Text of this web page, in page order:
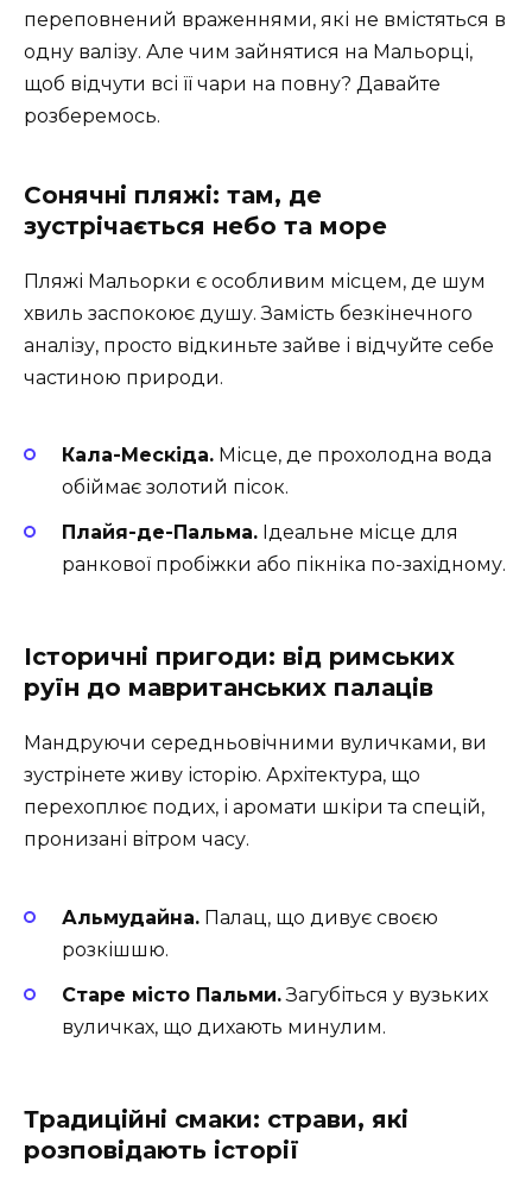
переповнений враженнями, які не вмістяться в
одну валізу. Але чим зайнятися на Мальорці,
щоб відчути всі її чари на повну? Давайте
розберемось.
Сонячні пляжі: там, де
зустрічається небо та море
Пляжі Мальорки є особливим місцем, де шум
хвиль заспокоює душу. Замість безкінечного
аналізу, просто відкиньте зайве і відчуйте себе
частиною природи.
Кала-Мескіда. Місце, де прохолодна вода
обіймає золотий пісок.
Плайя-де-Пальма. Ідеальне місце для
ранкової пробіжки або пікніка по-західному.
Історичні пригоди: від римських
руїн до мавританських палаців
Мандруючи середньовічними вуличками, ви
зустрінете живу історію. Архітектура, що
перехоплює подих, і аромати шкіри та спецій,
пронизані вітром часу.
Альмудайна. Палац, що дивує своєю
розкішшю.
Старе місто Пальми.Загубіться у вузьких
вуличках, що дихають минулим.
Традиційні смаки: страви, які
розповідають історії